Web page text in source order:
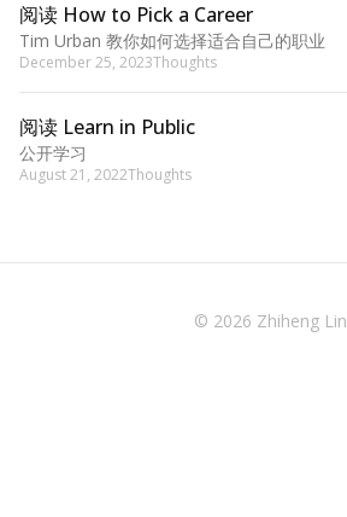
阅读 How to Pick a Career
Tim Urban 教你如何选择适合自己的职业
December 25, 2023Thoughts
阅读 Learn in Public
公开学习
August 21, 2022Thoughts
© 2026 Zhiheng Lin